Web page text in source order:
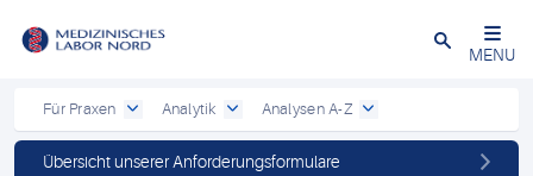
Schließen
MENU
Für Praxen Analytik Analysen A-Z
Übersicht unserer Anforderungsformulare